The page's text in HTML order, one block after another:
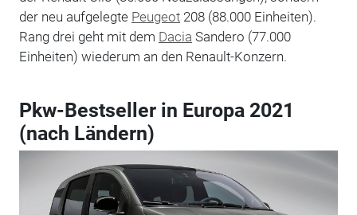
der neu aufgelegte Peugeot208 (88.000 Einheiten).
Rang drei geht mit dem Dacia Sandero (77.000
Einheiten) wiederum an den Renault-Konzern.
Pkw-Bestseller in Europa 2021
(nach Ländern)